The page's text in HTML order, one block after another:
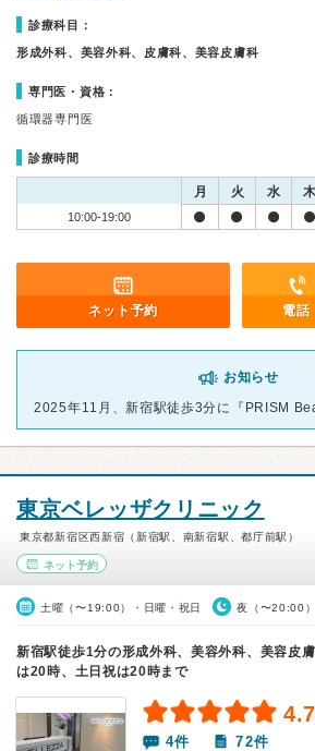
診療科目：
形成外科、美容外科、皮膚科、美容皮膚科
専門医・資格：
循環器専門医
診療時間
月 火 水 木
10:00-19:00
ネット予約 電話
お知らせ
2025年11月、新宿駅徒歩3分に『PRISM
東京ベレッザクリニック
東京都新宿区西新宿（新宿駅、南新宿駅、都庁前駅）
ネット予約
土曜（〜19:00）・日曜・祝日 夜（〜20:00）
新宿駅徒歩1分の形成外科、美容外科、美容皮
は20時、土日祝は20時まで
4件 72件